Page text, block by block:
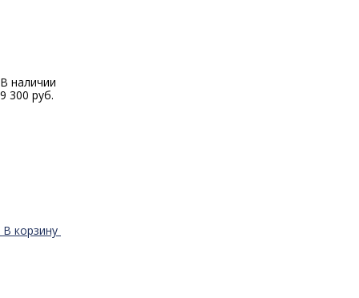
В наличии
9 300 руб.
В корзину